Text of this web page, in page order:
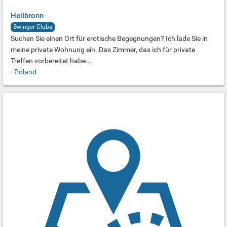
Heilbronn
Swinger Clubs
Suchen Sie einen Ort für erotische Begegnungen? Ich lade Sie in
meine private Wohnung ein. Das Zimmer, das ich für private
Treffen vorbereitet habe...
- Poland